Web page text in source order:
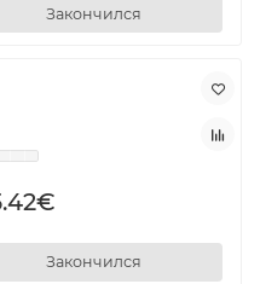
Закончился
Закончился